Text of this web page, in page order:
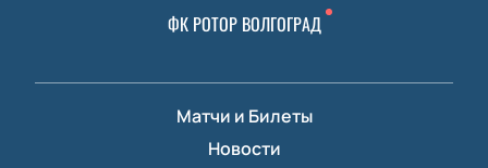
ФК РОТОР ВОЛГОГРАД
Матчи и Билеты
Новости